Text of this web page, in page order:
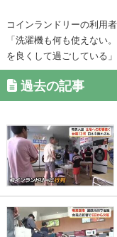
コインランドリーの利用者
「洗濯機も何も使えない
を良くして過ごしている」
過去の記事